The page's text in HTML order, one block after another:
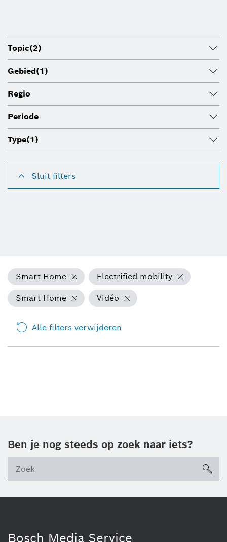
Topic(2)
Gebied(1)
Regio
Periode
Type(1)
Sluit filters
Smart Home
Electrified mobility
Smart Home
Vidéo
Alle filters verwijderen
Ben je nog steeds op zoek naar iets?
Bosch Media Service